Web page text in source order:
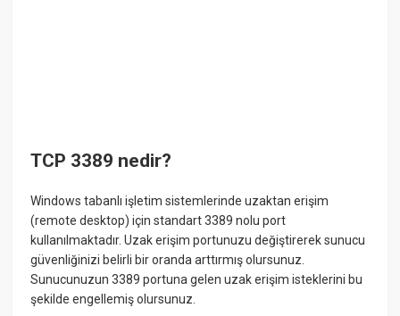
TCP 3389 nedir?
Windows tabanlı işletim sistemlerinde uzaktan erişim
(remote desktop) için standart 3389 nolu port
kullanılmaktadır. Uzak erişim portunuzu değiştirerek sunucu
güvenliğinizi belirli bir oranda arttırmış olursunuz.
Sunucunuzun 3389 portuna gelen uzak erişim isteklerini bu
şekilde engellemiş olursunuz.